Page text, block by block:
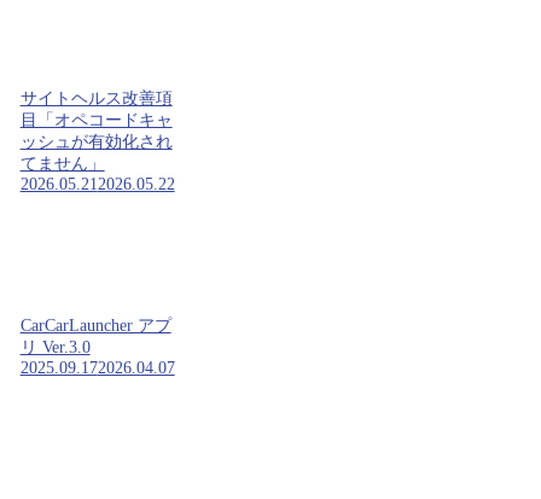
サイトヘルス改善項
目「オペコードキャ
ッシュが有効化され
てません」
2026.05.212026.05.22
CarCarLauncher アプ
リ Ver.3.0
2025.09.172026.04.07